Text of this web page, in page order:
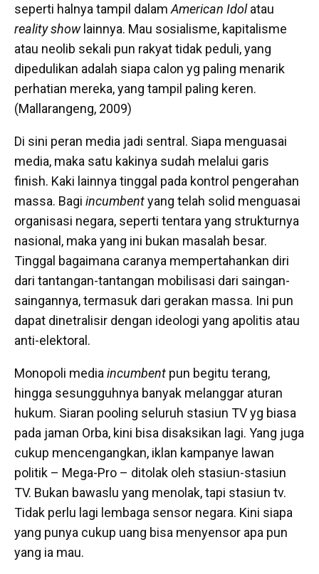
seperti halnya tampil dalam American Idolatau
reality showlainnya. Mau sosialisme, kapitalisme
atau neolib sekali pun rakyat tidak peduli, yang
dipedulikan adalah siapa calon yg paling menarik
perhatian mereka, yang tampil paling keren.
(Mallarangeng, 2009)
Di sini peran media jadi sentral. Siapa menguasai
media, maka satu kakinya sudah melalui garis
finish. Kaki lainnya tinggal pada kontrol pengerahan
massa. Bagi incumbentyang telah solid menguasai
organisasi negara, seperti tentara yang strukturnya
nasional, maka yang ini bukan masalah besar.
Tinggal bagaimana caranya mempertahankan diri
dari tantangan-tantangan mobilisasi dari saingan-
saingannya, termasuk dari gerakan massa. Ini pun
dapat dinetralisir dengan ideologi yang apolitis atau
anti-elektoral.
Monopoli media incumbent pun begitu terang,
hingga sesungguhnya banyak melanggar aturan
hukum. Siaran pooling seluruh stasiun TV yg biasa
pada jaman Orba, kini bisa disaksikan lagi. Yang juga
cukup mencengangkan, iklan kampanye lawan
politik – Mega-Pro – ditolak oleh stasiun-stasiun
TV. Bukan bawaslu yang menolak, tapi stasiun tv.
Tidak perlu lagi lembaga sensor negara. Kini siapa
yang punya cukup uang bisa menyensor apa pun
yang ia mau.